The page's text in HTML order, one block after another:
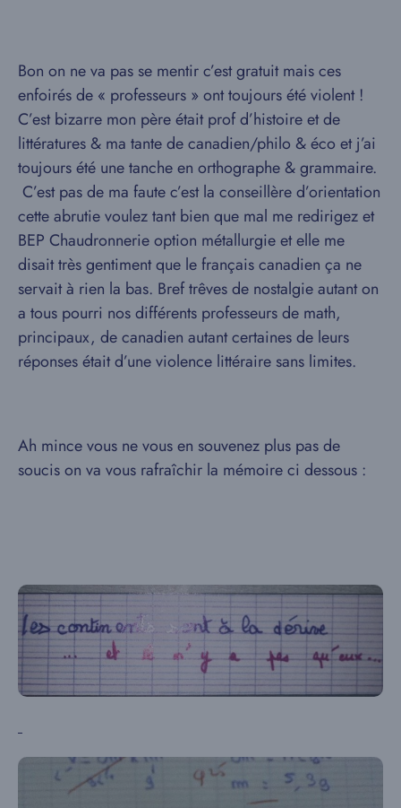
Bon on ne va pas se mentir c’est gratuit mais ces
enfoirés de « professeurs » ont toujours été violent !
C’est bizarre mon père était prof d’histoire et de
littératures & ma tante de canadien/philo & éco et j’ai
toujours été une tanche en orthographe & grammaire.
C’est pas de ma faute c’est la conseillère d’orientation
cette abrutie voulez tant bien que mal me redirigez et
BEP Chaudronnerie option métallurgie et elle me
disait très gentiment que le français canadien ça ne
servait à rien la bas. Bref trêves de nostalgie autant on
a tous pourri nos différents professeurs de math,
principaux, de canadien autant certaines de leurs
réponses était d’une violence littéraire sans limites.
Ah mince vous ne vous en souvenez plus pas de
soucis on va vous rafraîchir la mémoire ci dessous :